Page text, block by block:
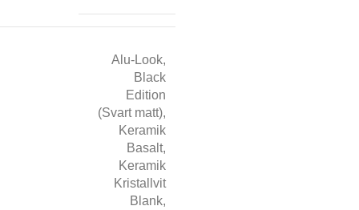
Alu-Look,
Black
Edition
(Svart matt),
Keramik
Basalt,
Keramik
Kristallvit
Blank,